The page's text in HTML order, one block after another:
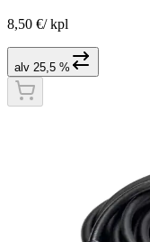
8,50 €/ kpl
alv 25,5 %